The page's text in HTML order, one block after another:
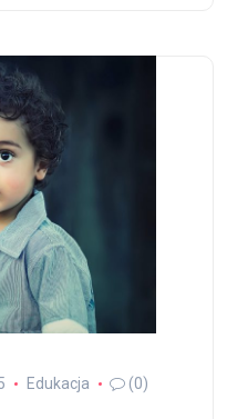
Edukacja (0)